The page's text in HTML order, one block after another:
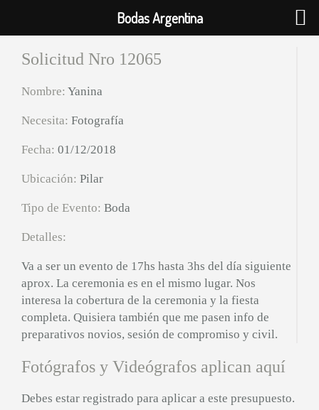
Solicitud Nro 12065
Nombre: Yanina
Necesita: Fotografía
Fecha: 01/12/2018
Ubicación: Pilar
Tipo de Evento: Boda
Detalles:
Va a ser un evento de 17hs hasta 3hs del día siguiente
aprox. La ceremonia es en el mismo lugar. Nos
interesa la cobertura de la ceremonia y la fiesta
completa. Quisiera también que me pasen info de
preparativos novios, sesión de compromiso y civil.
Fotógrafos y Videógrafos aplican aquí
Debes estar registrado para aplicar a este presupuesto.
Bodas Argentina